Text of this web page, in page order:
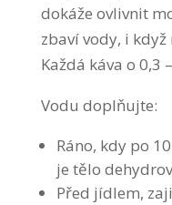
dokáže ovlivnit
zbaví vody, i
Každá káva o 0,3
Vodu doplňujte:
Ráno, kdy po
je tělo
Před jídlem,